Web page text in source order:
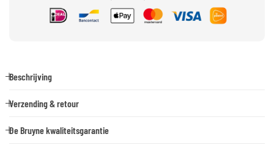
Beschrijving
Verzending & retour
De Bruyne kwaliteitsgarantie